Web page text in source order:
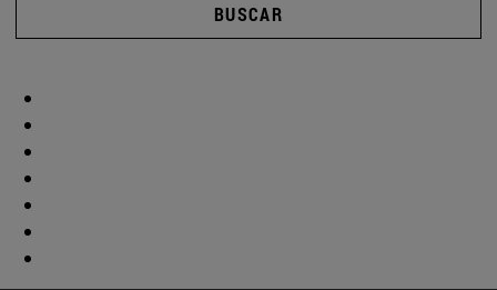
BUSCAR